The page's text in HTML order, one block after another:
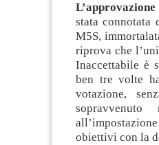
stata connotata
M5S,
riprova che
Inaccettabile è
ben tre volte
votazione,
obiettivi con la